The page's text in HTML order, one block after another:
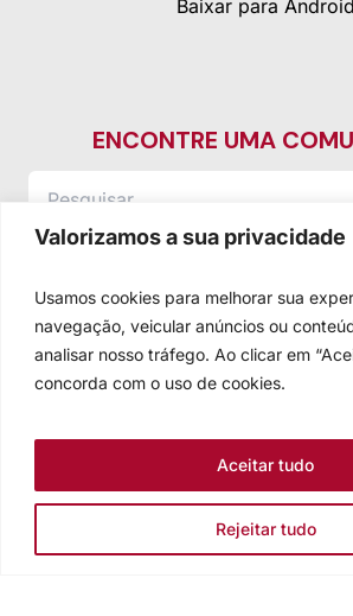
Valorizamos a sua privacidade
Usamos cookies para melhorar sua
navegação, veicular anúncios ou
analisar nosso tráfego. Ao clicar em
concorda com o uso de cookies.
Rejeitar tudo
Aceitar tudo
Baixar para Android
ENCONTRE UMA